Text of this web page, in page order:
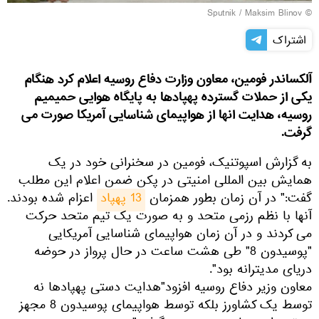
© Sputnik / Maksim Blinov
اشتراک
آلکساندر فومین، معاون وزارت دفاع روسیه اعلام کرد هنگام
یکی از حملات گسترده پهپادها به پایگاه هوایی حمیمیم
روسیه، هدایت انها از هواپیمای شناسایی آمریکا صورت می
گرفت.
به گزارش اسپوتنیک، فومین در سخنرانی خود در یک
همایش بین المللی امنیتی در پکن ضمن اعلام این مطلب
گفت:" در آن زمان بطور همزمان 13 پهپاد اعزام شده بودند.
آنها با نظم رزمی متحد و به صورت یک تیم متحد حرکت
می کردند و در آن زمان هواپیمای شناسایی آمریکایی
"پوسیدون 8" طی هشت ساعت در حال پرواز در حوضه
دریای مدیترانه بود".
معاون وزیر دفاع روسیه افزود"هدایت دستی پهپادها نه
توسط یک کشاورز بلکه توسط هواپیمای پوسیدون 8 مجهز